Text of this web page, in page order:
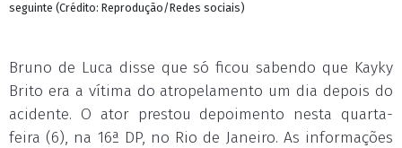
seguinte (Crédito: Reprodução/Redes sociais)
Bruno de Luca disse que só ficou sabendo que Kayky
Brito era a vítima do atropelamento um dia depois do
acidente. O ator prestou depoimento nesta quarta-
feira (6), na 16ª DP, no Rio de Janeiro. As informações